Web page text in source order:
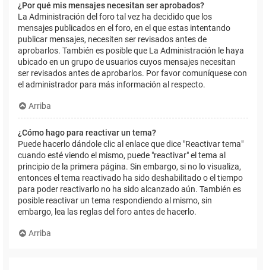
¿Por qué mis mensajes necesitan ser aprobados?
La Administración del foro tal vez ha decidido que los
mensajes publicados en el foro, en el que estas intentando
publicar mensajes, necesiten ser revisados antes de
aprobarlos. También es posible que La Administración le haya
ubicado en un grupo de usuarios cuyos mensajes necesitan
ser revisados antes de aprobarlos. Por favor comuníquese con
el administrador para más información al respecto.
Arriba
¿Cómo hago para reactivar un tema?
Puede hacerlo dándole clic al enlace que dice "Reactivar tema"
cuando esté viendo el mismo, puede "reactivar" el tema al
principio de la primera página. Sin embargo, si no lo visualiza,
entonces el tema reactivado ha sido deshabilitado o el tiempo
para poder reactivarlo no ha sido alcanzado aún. También es
posible reactivar un tema respondiendo al mismo, sin
embargo, lea las reglas del foro antes de hacerlo.
Arriba